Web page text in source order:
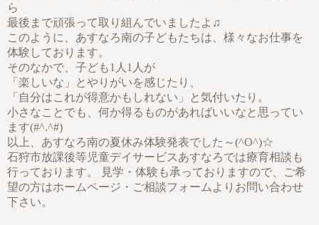
ら
最後まで頑張って取り組んでいましたよ♫
このように、あすなろ南の子どもたちは、様々なお仕事を
体験しております。
そのなかで、子ども1人1人が
「楽しいな」とやりがいを感じたり、
「自分はこれが得意かもしれない」と気付いたり。
小さなことでも、何か得るものがあればいいなと思ってい
ます(#^.^#)
以上、あすなろ南の夏休み体験発表でした～(^O^)☆
石狩市放課後等児童デイサービスあすなろでは療育相談も
行っております。 見学・体験も承っておりますので、ご希
望の方はホームページ・ご相談フォームよりお問い合わせ
下さい。